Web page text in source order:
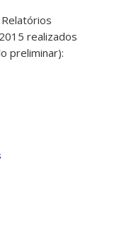
realizados
preliminar):